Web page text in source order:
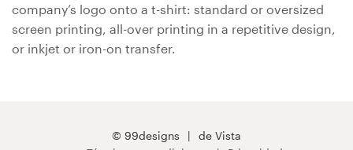
company’s logo onto a t-shirt: standard or oversized
screen printing, all-over printing in a repetitive design,
or inkjet or iron-on transfer.
© 99designs
de Vista